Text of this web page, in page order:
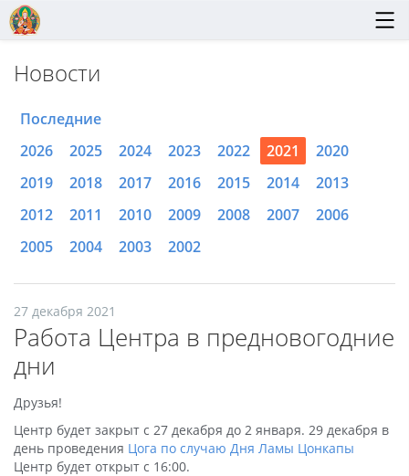
Новости
Последние
2026
2025 2024 2023 2022 2021
2020
2019
2018 2017 2016 2015 2014
2013
2012
2011 2010 2009 2008 2007
2006
2005
2004 2003 2002
27 декабря 2021
Работа Центра в предновогодние
дни
Друзья!
Центр будет закрыт с 27 декабря до 2 января. 29 декабря в
день проведения Цога по случаю Дня Ламы Цонкапы
Центр будет открыт с 16:00.